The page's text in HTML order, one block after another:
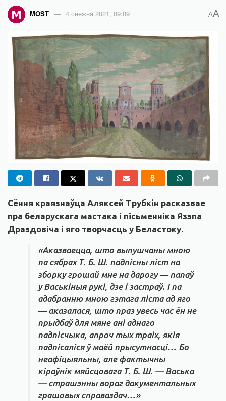
MOST 4 снежня 2021, 09:09 AA
Сёння краязнаўца Аляксей Трубкін расказвае
пра беларускага мастака і пісьменніка Язэпа
Драздовіча і яго творчасць у Беластоку.
«Аказваецца, што выпушчаны мною
па сябрах Т. Б. Ш. падпісны ліст на
зборку грошай мне на дарогу — папаў
у Васькіныя рукі, дзе і застраў. І па
адабранню мною гэтага ліста ад яго
— аказалася, што праз увесь час ён не
прыдбаў для мяне ані аднаго
падпісчыка, апроч тых траіх, якія
падпісаліся ў маёй прысутнасці… Бо
неафіцыяльны, але фактычны
кіраўнік мяйсцовага Т. Б. Ш. — Васька
— страшэнны вораг дакументальных
грашовых справаздач…»